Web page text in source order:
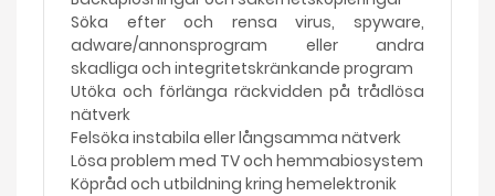
Söka efter och rensa virus, spyware,
adware/annonsprogram eller andra
skadliga och integritetskränkande program
Utöka och förlänga räckvidden på trådlösa
nätverk
Felsöka instabila eller långsamma nätverk
Lösa problem med TV och hemmabiosystem
Köpråd och utbildning kring hemelektronik